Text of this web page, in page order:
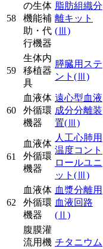
58
の生体
機能補
助・代
行機器
脂肪組織分
離キット
(Ⅲ)
59
生体内
移植器
具
膵臓用ステ
ント (Ⅲ)
60
血液体
外循環
機器
遠心型血液
成分分離装
置(Ⅲ)
61
血液体
外循環
機器
人工心肺用
温度コント
ロールユニ
ット (Ⅲ)
62
血液体
外循環
機器
血漿分離用
血液回路
(Ⅱ)
腹膜灌
流用機 チタニウム